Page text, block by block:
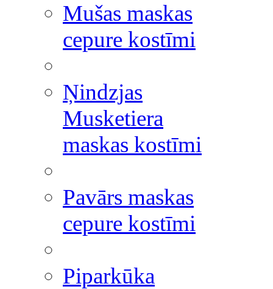
Mušas maskas
cepure kostīmi
Ņindzjas
Musketiera
maskas kostīmi
Pavārs maskas
cepure kostīmi
Piparkūka